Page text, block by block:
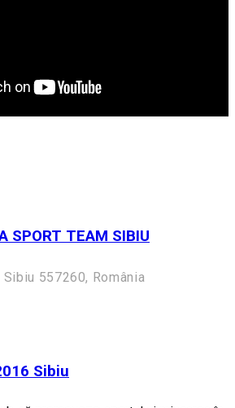
SPORT TEAM SIBIU
557260, România
Sibiu